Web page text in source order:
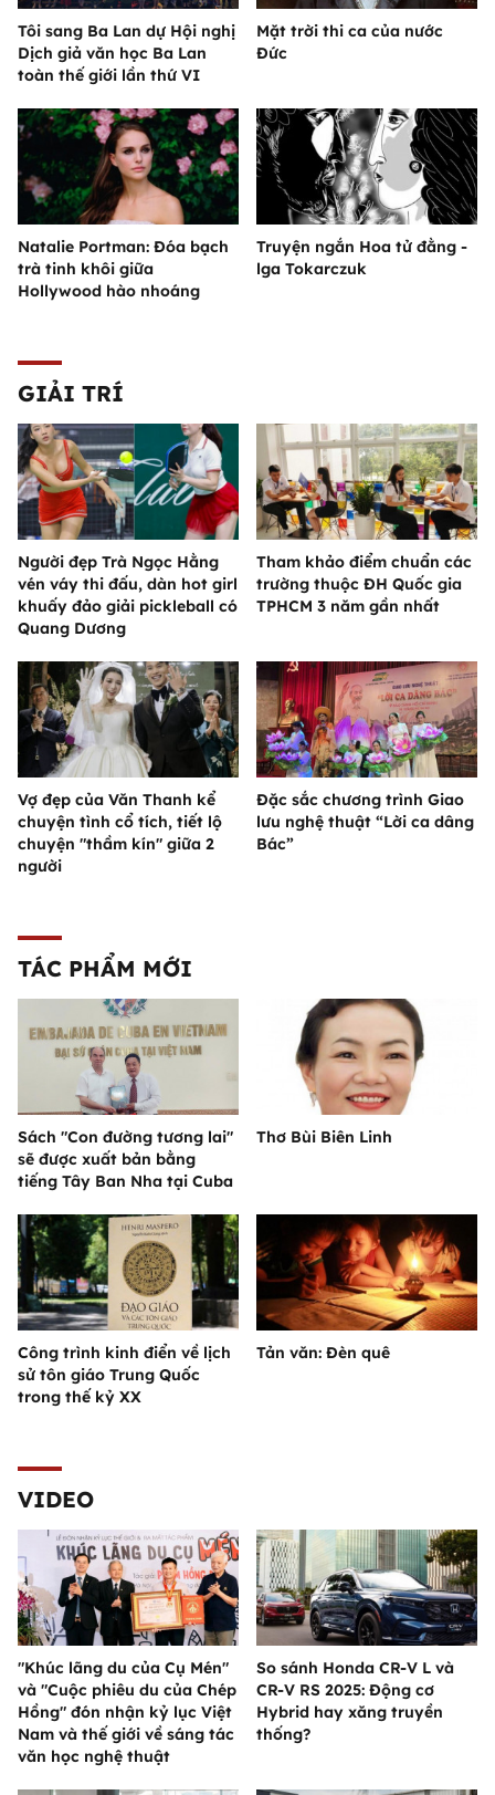
Tôi sang Ba Lan dự Hội nghị
Dịch giả văn học Ba Lan
toàn thế giới lần thứ VI
Mặt trời thi ca của nước
Đức
Natalie Portman: Đóa bạch
trà tinh khôi giữa
Hollywood hào nhoáng
Truyện ngắn Hoa tử đằng -
lga Tokarczuk
GIẢI TRÍ
Người đẹp Trà Ngọc Hằng
vén váy thi đấu, dàn hot girl
khuấy đảo giải pickleball có
Quang Dương
Tham khảo điểm chuẩn các
trường thuộc ĐH Quốc gia
TPHCM 3 năm gần nhất
Vợ đẹp của Văn Thanh kể
chuyện tình cổ tích, tiết lộ
chuyện "thầm kín" giữa 2
người
Đặc sắc chương trình Giao
lưu nghệ thuật “Lời ca dâng
Bác”
TÁC PHẨM MỚI
Sách "Con đường tương lai"
sẽ được xuất bản bằng
tiếng Tây Ban Nha tại Cuba
Thơ Bùi Biên Linh
Công trình kinh điển về lịch
sử tôn giáo Trung Quốc
trong thế kỷ XX
Tản văn: Đèn quê
VIDEO
"Khúc lãng du của Cụ Mén"
và "Cuộc phiêu du của Chép
Hồng" đón nhận kỷ lục Việt
Nam và thế giới về sáng tác
văn học nghệ thuật
So sánh Honda CR-V L và
CR-V RS 2025: Động cơ
Hybrid hay xăng truyền
thống?